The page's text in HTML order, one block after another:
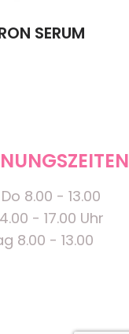
SERUM
8.00 - 13.00
- 17.00 Uhr
8.00 - 13.00